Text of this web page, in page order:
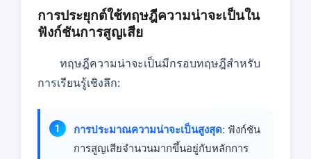
การประยุกต์ใช้ทฤษฎีความน่าจะเป็นใน
ฟังก์ชันการสูญเสีย
ทฤษฎีความน่าจะเป็นมีกรอบทฤษฎีสําหรับ
การเรียนรู้เชิงลึก:
การประมาณความน่าจะเป็นสูงสุด: ฟังก์ชัน
การสูญเสียจํานวนมากขึ้นอยู่กับหลักการ